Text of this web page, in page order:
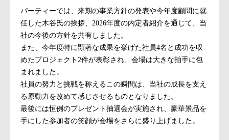
パーティーでは、来期の事業方針の発表や今年度顧問に就
任した木谷氏の挨拶、2026年度の内定者紹介を通じて、当
社の今後の方針を共有しました。
また、今年度特に顕著な成果を挙げた社員4名と成功を収
めたプロジェクト2件が表彰され、会場は大きな拍手に包
まれました。
社員の努力と挑戦を称えるこの瞬間は、当社の成長を支え
る原動力を改めて感じさせるものとなりました。
最後には恒例のプレゼント抽選会が実施され、豪華景品を
手にした参加者の笑顔が会場をさらに盛り上げました。